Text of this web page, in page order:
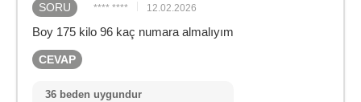
SORU **** **** 12.02.2026
Boy 175 kilo 96 kaç numara almalıyım
CEVAP
36 beden uygundur